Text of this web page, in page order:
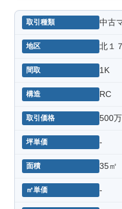
中古
北１
1K
RC
500
-
35㎡
-